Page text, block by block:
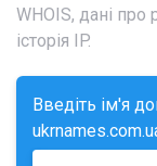
WHOIS, дані
історія IP.
Введіть ім'я